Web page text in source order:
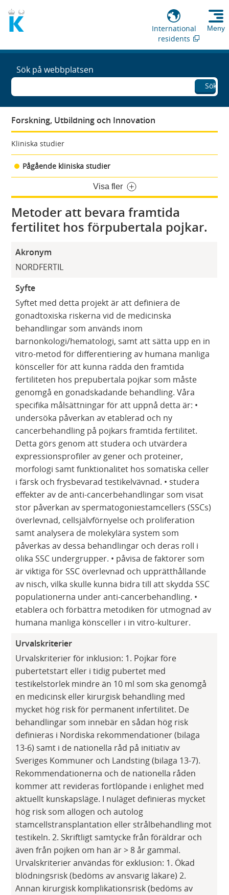
International
residents
Meny
Sök på webbplatsen
Sök
Forskning, Utbildning och Innovation
Kliniska studier
Pågående kliniska studier
Visa fler
Metoder att bevara framtida
fertilitet hos förpubertala pojkar.
Akronym
NORDFERTIL
Syfte
Syftet med detta projekt är att definiera de
gonadtoxiska riskerna vid de medicinska
behandlingar som används inom
barnonkologi/hematologi, samt att sätta upp en in
vitro-metod för differentiering av humana manliga
könsceller för att kunna rädda den framtida
fertiliteten hos prepubertala pojkar som måste
genomgå en gonadskadande behandling. Våra
specifika målsättningar för att uppnå detta är: •
undersöka påverkan av etablerad och ny
cancerbehandling på pojkars framtida fertilitet.
Detta görs genom att studera och utvärdera
expressionsprofiler av gener och proteiner,
morfologi samt funktionalitet hos somatiska celler
i färsk och frysbevarad testikelvävnad. • studera
effekter av de anti-cancerbehandlingar som visat
stor påverkan av spermatogoniestamcellers (SSCs)
överlevnad, cellsjälvförnyelse och proliferation
samt analysera de molekylära system som
påverkas av dessa behandlingar och deras roll i
olika SSC undergrupper. • påvisa de faktorer som
är viktiga för SSC överlevnad och upprätthållande
av nisch, vilka skulle kunna bidra till att skydda SSC
populationerna under anti-cancerbehandling. •
etablera och förbättra metodiken för utmognad av
humana manliga könsceller i in vitro-kulturer.
Urvalskriterier
Urvalskriterier för inklusion: 1. Pojkar före
pubertetstart eller i tidig pubertet med
testikelstorlek mindre än 10 ml som ska genomgå
en medicinsk eller kirurgisk behandling med
mycket hög risk för permanent infertilitet. De
behandlingar som innebär en sådan hög risk
definieras i Nordiska rekommendationer (bilaga
13-6) samt i de nationella råd på initiativ av
Sveriges Kommuner och Landsting (bilaga 13-7).
Rekommendationerna och de nationella råden
kommer att revideras fortlöpande i enlighet med
aktuellt kunskapsläge. I nuläget definieras mycket
hög risk som allogen och autolog
stamcellstransplantation eller strålbehandling mot
testikeln. 2. Skriftligt samtycke från föräldrar och
även från pojken om han är > 8 år gammal.
Urvalskriterier användas för exklusion: 1. Ökad
blödningsrisk (bedöms av ansvarig läkare) 2.
Annan kirurgisk komplikationsrisk (bedöms av